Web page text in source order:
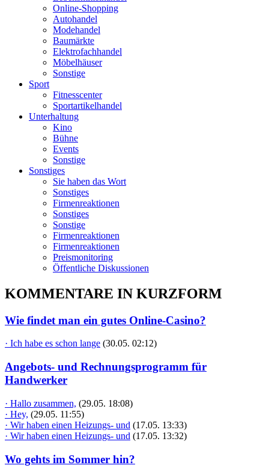
Online-Shopping
Autohandel
Modehandel
Baumärkte
Elektrofachhandel
Möbelhäuser
Sonstige
Sport
Fitnesscenter
Sportartikelhandel
Unterhaltung
Kino
Bühne
Events
Sonstige
Sonstiges
Sie haben das Wort
Sonstiges
Firmenreaktionen
Sonstiges
Sonstige
Firmenreaktionen
Firmenreaktionen
Preismonitoring
Öffentliche Diskussionen
KOMMENTARE IN KURZFORM
Wie findet man ein gutes Online-Casino?
· Ich habe es schon lange (30.05. 02:12)
Angebots- und Rechnungsprogramm für
Handwerker
· Hallo zusammen, (29.05. 18:08)
· Hey, (29.05. 11:55)
· Wir haben einen Heizungs- und (17.05. 13:33)
· Wir haben einen Heizungs- und (17.05. 13:32)
Wo gehts im Sommer hin?